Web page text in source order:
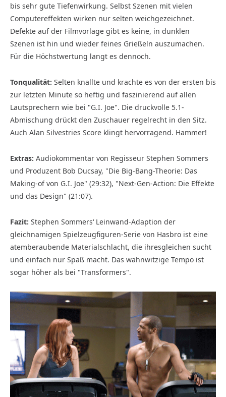
bis sehr gute Tiefenwirkung. Selbst Szenen mit vielen
Computereffekten wirken nur selten weichgezeichnet.
Defekte auf der Filmvorlage gibt es keine, in dunklen
Szenen ist hin und wieder feines Grießeln auszumachen.
Für die Höchstwertung langt es dennoch.
Tonqualität: Selten knallte und krachte es von der ersten bis
zur letzten Minute so heftig und faszinierend auf allen
Lautsprechern wie bei "G.I. Joe". Die druckvolle 5.1-
Abmischung drückt den Zuschauer regelrecht in den Sitz.
Auch Alan Silvestries Score klingt hervorragend. Hammer!
Extras: Audiokommentar von Regisseur Stephen Sommers
und Produzent Bob Ducsay, "Die Big-Bang-Theorie: Das
Making-of von G.I. Joe" (29:32), "Next-Gen-Action: Die Effekte
und das Design" (21:07).
Fazit: Stephen Sommers‘ Leinwand-Adaption der
gleichnamigen Spielzeug­figuren-Serie von Hasbro ist eine
atemberaubende Materialschlacht, die ihresgleichen sucht
und einfach nur Spaß macht. Das wahnwitzige Tempo ist
sogar höher als bei "Transformers".